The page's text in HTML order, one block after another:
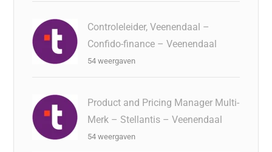
Controleleider, Veenendaal –
Confido-finance – Veenendaal
54 weergaven
Product and Pricing Manager Multi-
Merk – Stellantis – Veenendaal
54 weergaven